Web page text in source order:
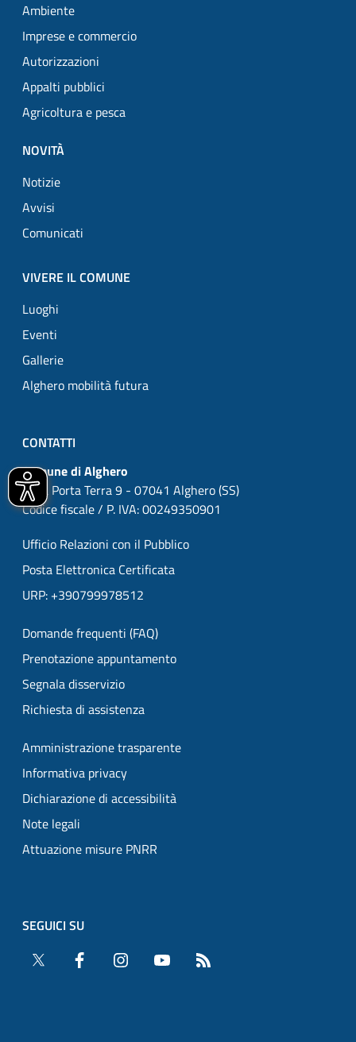
Ambiente
Imprese e commercio
Autorizzazioni
Appalti pubblici
Agricoltura e pesca
NOVITÀ
Notizie
Avvisi
Comunicati
VIVERE IL COMUNE
Luoghi
Eventi
Gallerie
Alghero mobilità futura
CONTATTI
Comune di Alghero
P.zza Porta Terra 9 - 07041 Alghero (SS)
Codice fiscale / P. IVA: 00249350901
Ufficio Relazioni con il Pubblico
Posta Elettronica Certificata
URP: +390799978512
Domande frequenti (FAQ)
Prenotazione appuntamento
Segnala disservizio
Richiesta di assistenza
Amministrazione trasparente
Informativa privacy
Dichiarazione di accessibilità
Note legali
Attuazione misure PNRR
SEGUICI SU
Twitter
Facebook Instagram YouTube